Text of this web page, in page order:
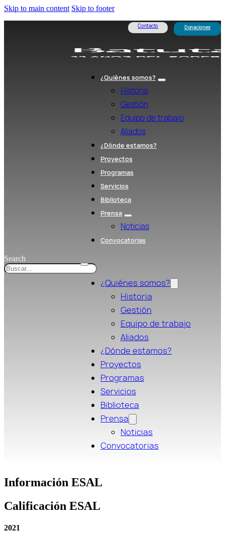
Skip to main content Skip to footer
Contacto Donaciones
Search
¿Quiénes somos?
Historia
Gestión
Equipo de trabajo
Aliados
¿Dónde estamos?
Proyectos
Programas
Servicios
Biblioteca
Prensa
Noticias
Convocatorias
¿Quiénes somos?
Historia
Gestión
Equipo de trabajo
Aliados
¿Dónde estamos?
Proyectos
Programas
Servicios
Biblioteca
Prensa
Noticias
Convocatorias
Información ESAL
Calificación ESAL
2021